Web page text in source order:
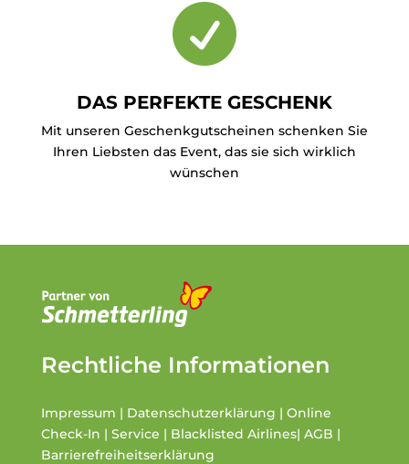

DAS PERFEKTE GESCHENK
Mit unseren Geschenkgutscheinen schenken Sie
Ihren Liebsten das Event, das sie sich wirklich
wünschen
Rechtliche Informationen
Impressum | Datenschutzerklärung | Online
Check-In | Service | Blacklisted Airlines| AGB |
Barrierefreiheitserklärung